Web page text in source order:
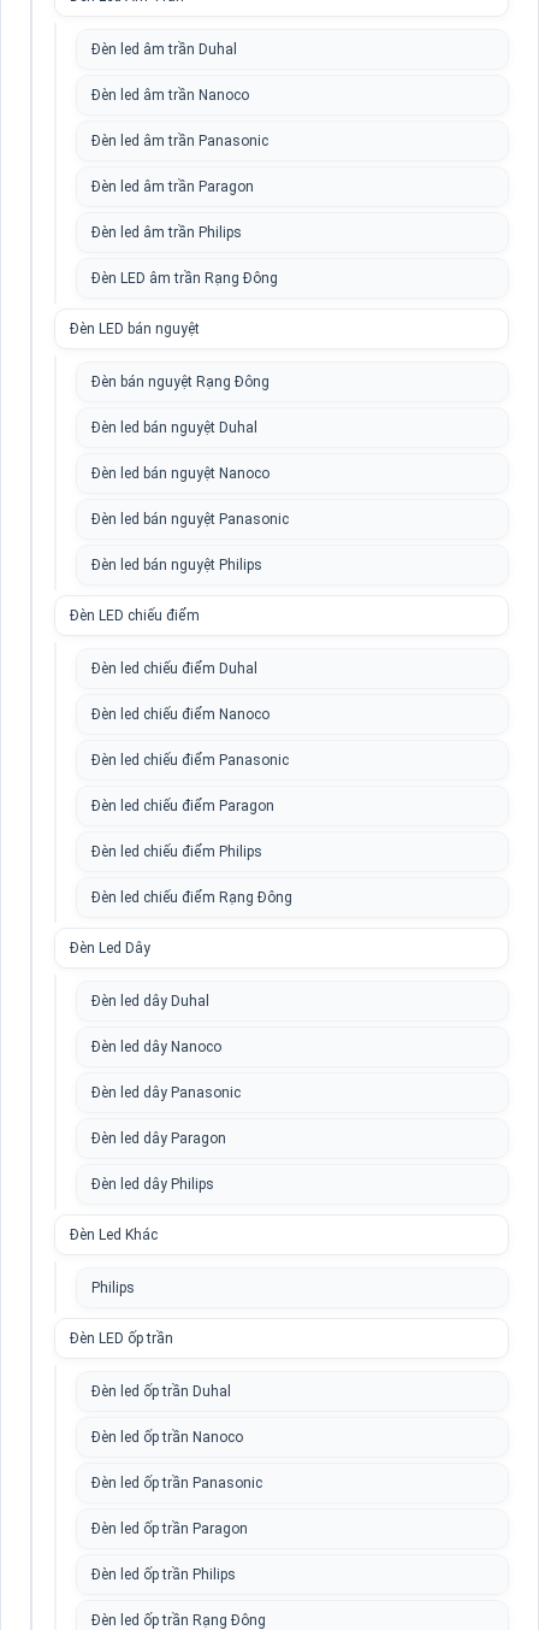
Đèn led âm trần Duhal
Đèn led âm trần Nanoco
Đèn led âm trần Panasonic
Đèn led âm trần Paragon
Đèn led âm trần Philips
Đèn LED âm trần Rạng Đông
Đèn LED bán nguyệt
Đèn bán nguyệt Rạng Đông
Đèn led bán nguyệt Duhal
Đèn led bán nguyệt Nanoco
Đèn led bán nguyệt Panasonic
Đèn led bán nguyệt Philips
Đèn LED chiếu điểm
Đèn led chiếu điểm Duhal
Đèn led chiếu điểm Nanoco
Đèn led chiếu điểm Panasonic
Đèn led chiếu điểm Paragon
Đèn led chiếu điểm Philips
Đèn led chiếu điểm Rạng Đông
Đèn Led Dây
Đèn led dây Duhal
Đèn led dây Nanoco
Đèn led dây Panasonic
Đèn led dây Paragon
Đèn led dây Philips
Đèn Led Khác
Philips
Đèn LED ốp trần
Đèn led ốp trần Duhal
Đèn led ốp trần Nanoco
Đèn led ốp trần Panasonic
Đèn led ốp trần Paragon
Đèn led ốp trần Philips
Đèn led ốp trần Rạng Đông